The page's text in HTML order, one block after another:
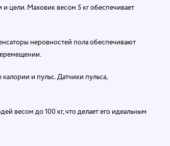
цели. Маховик весом 5 кг обеспечивает
неровностей пола обеспечивают
и пульс. Датчики пульса,
весом до 100 кг, что делает его идеальным